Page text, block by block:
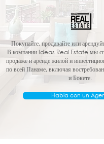
Покупайте, продавайте или
В компании Ideas Real Estate мы
продаже и аренде жилой и
по всей Панаме, включая
и Бокете.
Habla con un